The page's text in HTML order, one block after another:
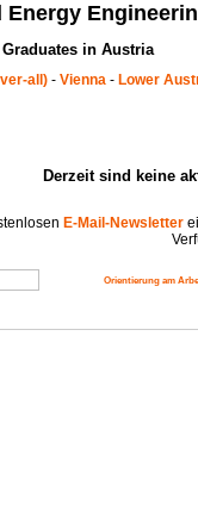
in Austria
all) - Vienna - Lower
Derzeit sind keine
E-Mail-Newsletter
Orientierung am